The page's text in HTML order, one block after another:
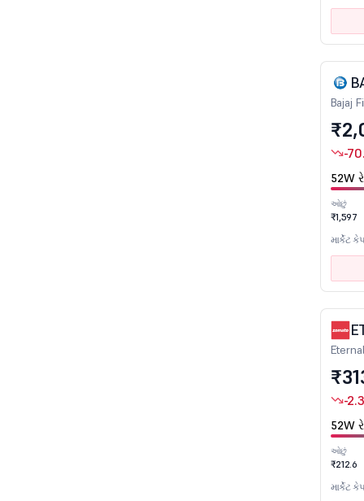
Bajaj
-
52W
ઓછું
₹1,597
માર્કેટ કેપ
-
52W
ઓછું
₹212.6
માર્કેટ કેપ